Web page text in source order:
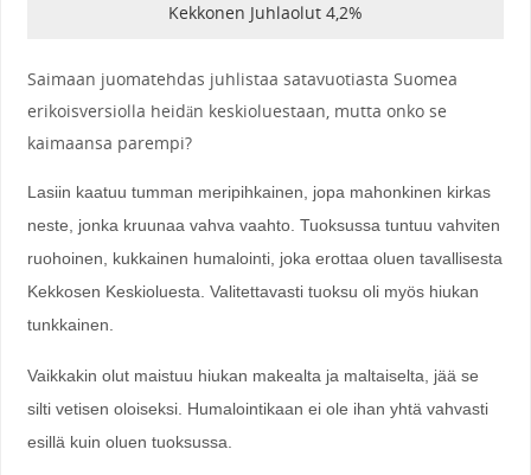
Kekkonen Juhlaolut 4,2%
Saimaan juomatehdas juhlistaa satavuotiasta Suomea
erikoisversiolla heidän keskioluestaan, mutta onko se
kaimaansa parempi?
Lasiin kaatuu tumman meripihkainen, jopa mahonkinen kirkas
neste, jonka kruunaa vahva vaahto. Tuoksussa tuntuu vahviten
ruohoinen, kukkainen humalointi, joka erottaa oluen tavallisesta
Kekkosen Keskioluesta. Valitettavasti tuoksu oli myös hiukan
tunkkainen.
Vaikkakin olut maistuu hiukan makealta ja maltaiselta, jää se
silti vetisen oloiseksi. Humalointikaan ei ole ihan yhtä vahvasti
esillä kuin oluen tuoksussa.